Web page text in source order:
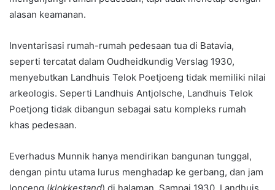
alasan keamanan.
Inventarisasi rumah-rumah pedesaan tua di Batavia,
seperti tercatat dalam Oudheidkundig Verslag 1930,
menyebutkan Landhuis Telok Poetjoeng tidak memiliki nilai
arkeologis. Seperti Landhuis Antjolsche, Landhuis Telok
Poetjong tidak dibangun sebagai satu kompleks rumah
khas pedesaan.
Everhadus Munnik hanya mendirikan bangunan tunggal,
dengan pintu utama lurus menghadap ke gerbang, dan jam